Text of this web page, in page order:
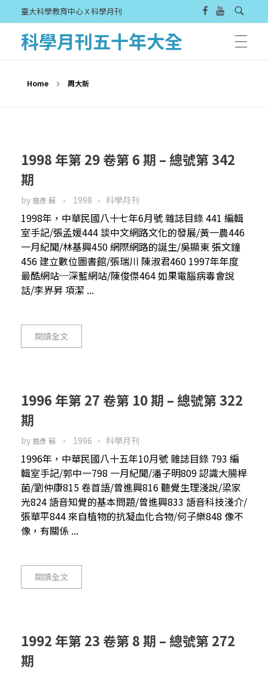
臺大科學教育中心 X 科學月刊
科學月刊五十年大全
Home 周大新
1998 年第 29 卷第 6 期 – 總號第 342
期
by 裔彥 蘇 1998 科學月刊
1998年，中華民國八十七年6月號 雜誌目錄 441 編輯
室手記/張孟媛444 談中文網路文化的發展/黃一農446
一月紀聞/林基興450 網際網路的誕生/吳顯東 張文鐘
456 建立數位圖書館/張瑞川 陳淑君460 1997年年度
最酷網站─深藍網站/陳俊傑464 如果電腦病毒會說
話/李界昇 項潔 ...
閱讀全文
1996 年第 27 卷第 10 期 – 總號第 322
期
by 裔彥 蘇 1996 科學月刊
1996年，中華民國八十五年10月號 雜誌目錄 793 編
輯室手記/郭中一798 一月紀聞/潘子明809 認識大腸桿
菌/劉仲康815 卷首語/曾進興816 聽覺生理淺說/梁家
光824 語音知覺的基本問題/曾進興833 語音科技淺介/
張華平844 來自植物的抗凝血化合物/何子樂848 像不
像，有關係 ...
閱讀全文
1992 年第 23 卷第 8 期 – 總號第 272
期